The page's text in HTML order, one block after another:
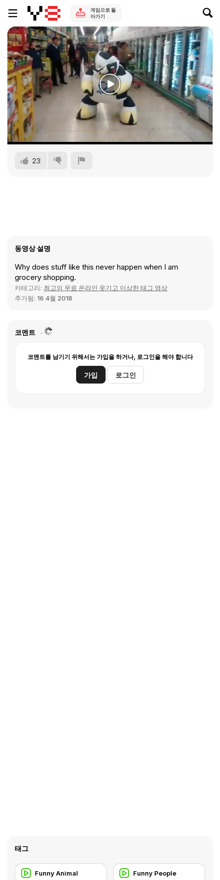
게임으로 돌
아가기
23
동영상 설명
Why does stuff like this never happen when I am
grocery shopping.
카테고리: 최고의 무료 온라인 웃기고 이상한 태그 영상
추가됨: 16 4월 2018
코멘트
코멘트를 남기기 위해서는 가입을 하거나, 로그인을 해야 합니다
가입 로그인
태그
Funny Animal Funny People